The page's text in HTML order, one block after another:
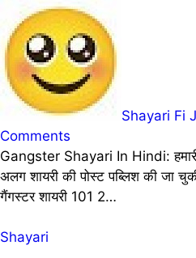
Shayari Fi
Comments
Gangster Shayari In Hindi: हमारी वेबसाइट पर अभी तक कई अलग
अलग शायरी की पोस्ट पब्लिश की जा
गैंगस्टर शायरी 101 2…
Shayari